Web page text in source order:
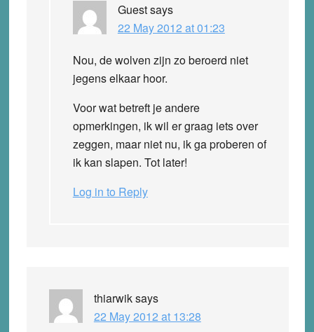
Guestsays
22 May 2012 at 01:23
Nou, de wolven zijn zo beroerd niet
jegens elkaar hoor.
Voor wat betreft je andere
opmerkingen, ik wil er graag iets over
zeggen, maar niet nu, ik ga proberen of
ik kan slapen. Tot later!
Log in to Reply
thiarwiksays
22 May 2012 at 13:28